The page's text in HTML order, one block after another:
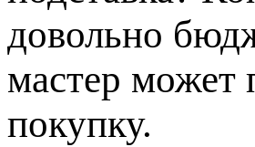
довольно
мастер может
покупку.